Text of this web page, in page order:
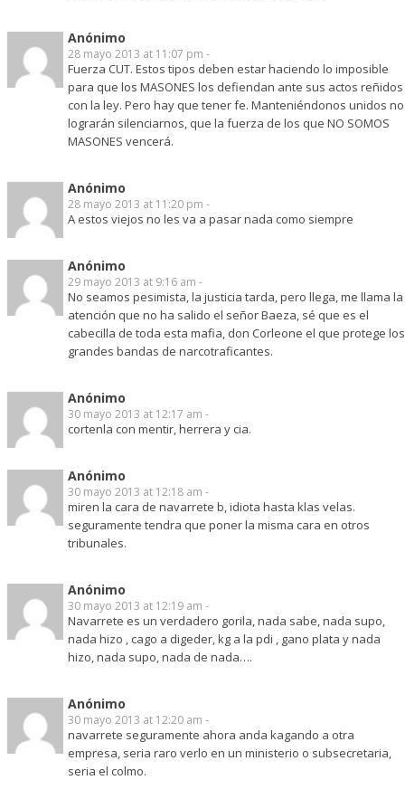
Anónimo
28 mayo 2013 at 11:07 pm -
Fuerza CUT. Estos tipos deben estar haciendo lo imposible
para que los MASONES los defiendan ante sus actos reñidos
con la ley. Pero hay que tener fe. Manteniéndonos unidos no
lograrán silenciarnos, que la fuerza de los que NO SOMOS
MASONES vencerá.
Anónimo
28 mayo 2013 at 11:20 pm -
A estos viejos no les va a pasar nada como siempre
Anónimo
29 mayo 2013 at 9:16 am -
No seamos pesimista, la justicia tarda, pero llega, me llama la
atención que no ha salido el señor Baeza, sé que es el
cabecilla de toda esta mafia, don Corleone el que protege los
grandes bandas de narcotraficantes.
Anónimo
30 mayo 2013 at 12:17 am -
cortenla con mentir, herrera y cia.
Anónimo
30 mayo 2013 at 12:18 am -
miren la cara de navarrete b, idiota hasta klas velas.
seguramente tendra que poner la misma cara en otros
tribunales.
Anónimo
30 mayo 2013 at 12:19 am -
Navarrete es un verdadero gorila, nada sabe, nada supo,
nada hizo , cago a digeder, kg a la pdi , gano plata y nada
hizo, nada supo, nada de nada….
Anónimo
30 mayo 2013 at 12:20 am -
navarrete seguramente ahora anda kagando a otra
empresa, seria raro verlo en un ministerio o subsecretaria,
seria el colmo.